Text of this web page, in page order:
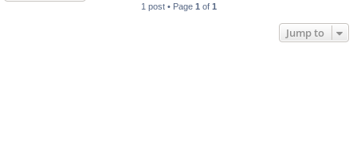
1 post • Page 1 of 1
Jump to